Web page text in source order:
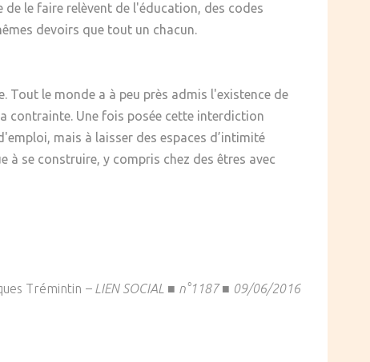
le faire relèvent de l'éducation, des codes
devoirs que tout un chacun.
Tout le monde a à peu près admis l'existence de
contrainte. Une fois posée cette interdiction
mais à laisser des espaces d’intimité
à se construire, y compris chez des êtres avec
Trémintin – LIEN SOCIAL ■ n°1187 ■ 09/06/2016